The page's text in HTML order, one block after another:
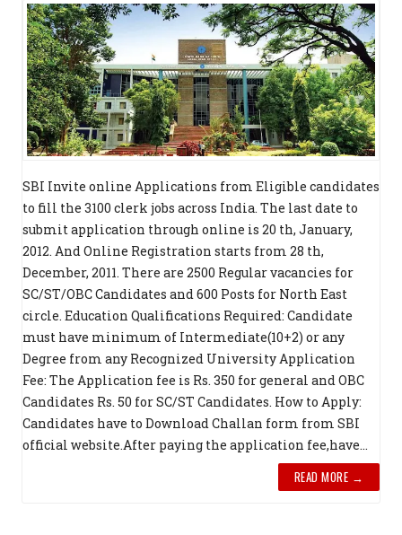
SBI Invite online Applications from Eligible candidates
to fill the 3100 clerk jobs across India. The last date to
submit application through online is 20 th, January,
2012. And Online Registration starts from 28 th,
December, 2011. There are 2500 Regular vacancies for
SC/ST/OBC Candidates and 600 Posts for North East
circle. Education Qualifications Required: Candidate
must have minimum of Intermediate(10+2) or any
Degree from any Recognized University Application
Fee: The Application fee is Rs. 350 for general and OBC
Candidates Rs. 50 for SC/ST Candidates. How to Apply:
Candidates have to Download Challan form from SBI
official website.After paying the application fee,have...
READ MORE →